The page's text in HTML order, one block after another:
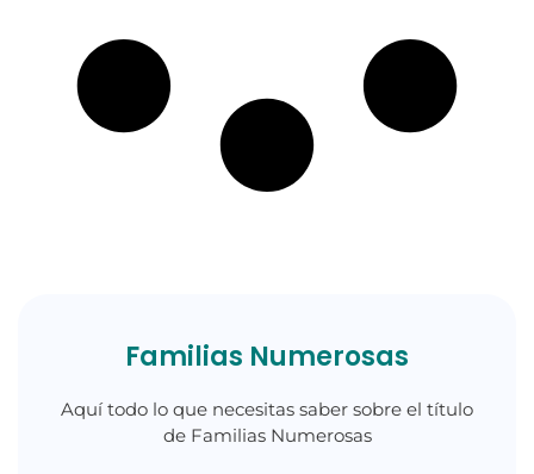
Familias Numerosas
Aquí todo lo que necesitas saber sobre el título
de Familias Numerosas